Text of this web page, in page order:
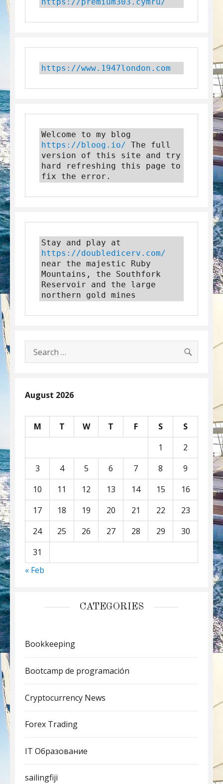
https://www.1947london.com
https://bloog.io/ The full
version of this site and try
hard refreshing this page to
fix the error.
https://doubledicerv.com/
near the majestic Ruby
Mountains, the Southfork
Reservoir and the large
northern gold mines
Search
for:
August 2026
M T W T F S
S
1
2
3
4 5 6 7 8
9
10
11 12 13 14 15
16
17
18 19 20 21 22
23
24
25 26 27 28 29
30
31
« Feb
CATEGORIES
Bookkeeping
Bootcamp de programación
Cryptocurrency News
Forex Trading
IT Образование
sailingfiji